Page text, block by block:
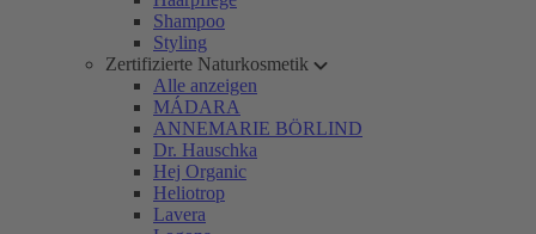
Shampoo
Styling
Zertifizierte Naturkosmetik
Alle anzeigen
MÁDARA
ANNEMARIE BÖRLIND
Dr. Hauschka
Hej Organic
Heliotrop
Lavera